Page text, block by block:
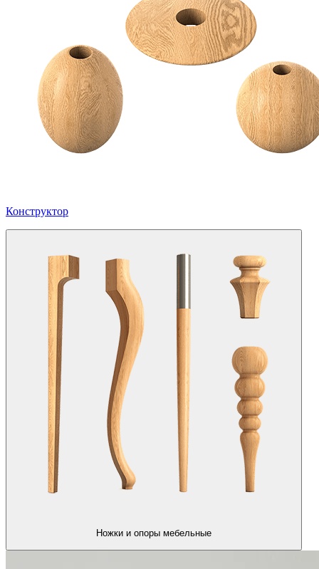
Конструктор
Ножки и опоры мебельные